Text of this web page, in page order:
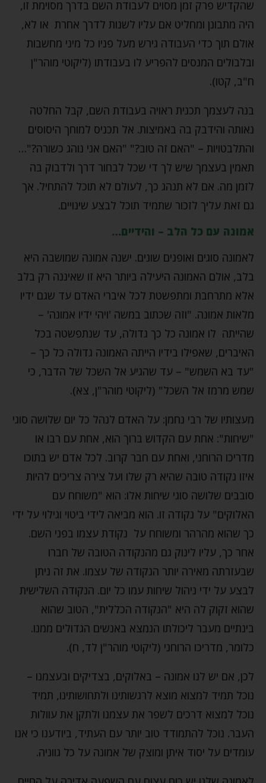
שהקדיש פרק זמן מסוים לעבודת השם בדרך מסוימת זו,
היה מתבונן ומחליט אם עליו לשנות לדרך אחרת או לא,
אולם תוך כדי העבודה גירש מעל פניו כל מיני מחשבות
ובלבולים המנסים להפריע לו בעבודתו (ליקוטי מוהר"ן
ח"ב, קטו).
בנה לעצמך תכנית ראויה בעבודת השם, קבל החלטה
נאותה והידבק בה באמיצות. אל תכניס למוחך היסוסים
והתלבטויות – "האם זה טוב?" "האם אני נוהג כשורה?"…
תאמין בעצמך שיש לך די שכל לבחור דרך ולדבוק בה
לזמן מה. אם לא תנהג כך, לעולם לא תוכל להתחיל. אך
גם זאת עליך לזכור שתמיד תוכל לבצע שינויים.
אמונה עם כל הלב – והידיים…
לאמונה סוגים ואופנים שונים. ישנה אמונה שמושבה היא
בלב, אולם האמונה היעילה ביותר היא זו שאיננה רק בלב
אלא מתרחבת ומתפשטת לכל איברי האדם עד שגם ידיו
מלאות אמונה. "וזה שכתוב במשה 'ויהי ידיו אמונה' –
שהייתה לו אמונה כל כך גדולה, עד שנתפשטה בכל
האיברים, שאפילו בידיו הייתה האמונה גדולה כל כך –
"עד בא השמש" – עד שהגיע אל השכל של הדבר, כי
שמש מרמז אל השכל" (ליקוטי מוהר"ן, צא).
מעצותיו של רבי נחמן: על האדם לנהל כל יום שלושה סוגי
"שיחות": אחת עם הקדוש ברוך הוא, אחת עם רבו או
מדריכו הרוחני, ואחת עם חבר קרוב. לכל אדם יש בתוכו
איזו נקודה טובה שהיא רק שלו ועל צירה צריכים להיות
סובבים שלושה סוגי שיחות אלו: הוא "משוחח עם
האלוקים" על נקודה זו. הוא מביאה לידי ביטוי וגילוי על ידי
כך שהוא מהרהר ומשוחח על נקודת עצמו בפני השם.
אחר כך, עליו לינוק גם מהנקודה הטובה של חברו
שבעזרתה מאירה יותר הנקודה של עצמו. את זה ניתן
לבצע על ידי ניהול שיחות עמו כל יום. הנקודה השלישית
שהוא זקוק לה היא "הנקודה הכללית", הטוב שהוא
בינתיים מעבר ליכולתו הנמצא באנשים הגדולים ממנו.
כלומר, מדריכו הרוחני (ליקוטי מוהר"ן לד, ח).
לכן, אם יש לנו אמונה – באלוקים, בצדיקים ובעצמנו –
נוכל תמיד למצוא מוצא לרגשותינו ולתחושותינו, תמיד
נוכל למצוא דרכים לשפר את עצמנו ולתקן את עוולות
העבר. נוכל להתמודד טוב יותר עם העתיד, ביודענו כי אנו
עומדים על יסוד איתן ומוצק של אמונה על כל גווניה.